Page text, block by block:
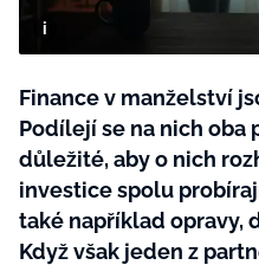
Finance v manželství
Podílejí se na nich oba
důležité, aby o nich
investice spolu
také například opravy,
Když však jeden z